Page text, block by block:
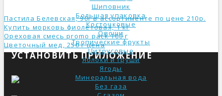
Шиповник
Большая упаковка
Косточковые
Овощи
Тропические фрукты
Цитрусовые
Яблоки и груши
Ягоды
Минеральная вода
Без газа
Пастила Белевская, 90г в ассортименте по цене 210р.
Купить морковь фиолетовая, 1 кг
Ореховая смесь promo pack 100 г
Цветочный мед, 250 г ценa
УСТАНОВИТЬ ПРИЛОЖЕНИЕ